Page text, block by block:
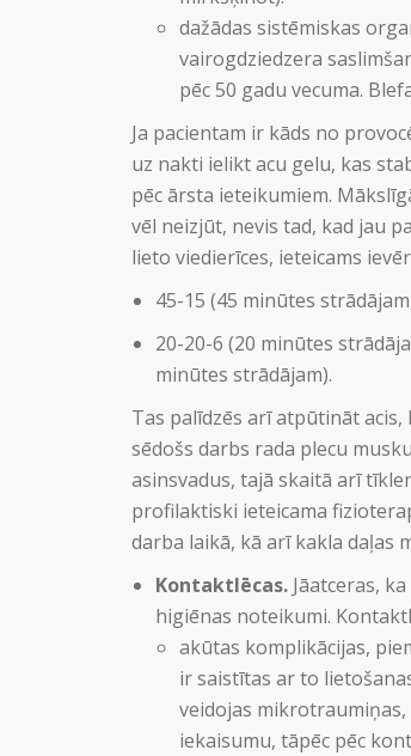
dažādas sistēmiskas
vairogdziedzera
pēc 50 gadu vecuma.
Ja pacientam ir kāds no
uz nakti ielikt acu gelu, kas
pēc ārsta ieteikumiem.
vēl neizjūt, nevis tad, kad jau
lieto viedierīces, ieteicams
45-15 (45 minūtes
20-20-6 (20 minūtes
minūtes strādājam).
Tas palīdzēs arī atpūtināt
sēdošs darbs rada plecu
asinsvadus, tajā skaitā arī
profilaktiski ieteicama
darba laikā, kā arī kakla daļas
Kontaktlēcas.Jāatceras,
higiēnas noteikumi.
akūtas komplikācijas,
ir saistītas ar to
veidojas
iekaisumu, tāpēc pēc